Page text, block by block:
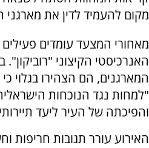
מקום להעמיד לדין את מארגני
מאחורי המצעד עומדים פעילים
האנרכיסטי הקיצוני
המארגנים, הם הצהירו בגלוי
"למחות נגד הנוכחות
והפיכתה של העיר ליעד
האירוע עורר תגובות חריפות